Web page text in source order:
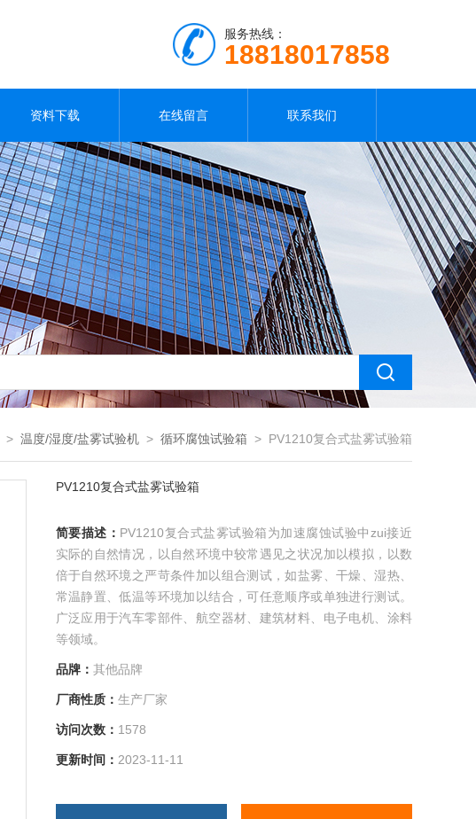
服务热线：
18818017858
资料下载 在线留言 联系我们
> 温度/湿度/盐雾试验机 > 循环腐蚀试验箱 > PV1210复合式盐雾试验箱
PV1210复合式盐雾试验箱
简要描述： PV1210复合式盐雾试验箱为加速腐蚀试验中zui接近
实际的自然情况，以自然环境中较常遇见之状况加以模拟，以数
倍于自然环境之严苛条件加以组合测试，如盐雾、干燥、湿热、
常温静置、低温等环境加以结合，可任意顺序或单独进行测试。
广泛应用于汽车零部件、航空器材、建筑材料、电子电机、涂料
等领域。
品牌： 其他品牌
厂商性质： 生产厂家
访问次数： 1578
更新时间： 2023-11-11